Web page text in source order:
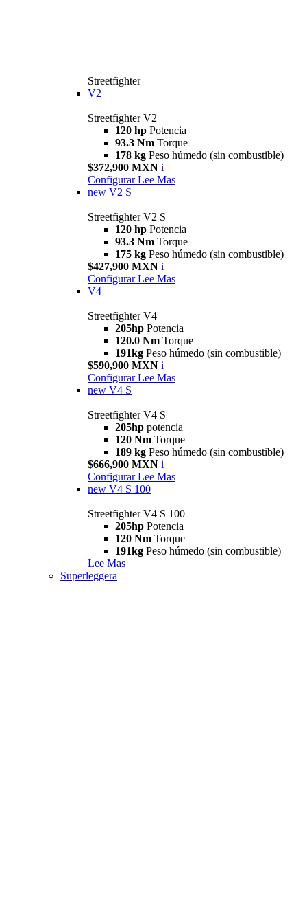
Streetfighter
V2
Streetfighter V2
120 hp Potencia
93.3 Nm Torque
178 kg Peso húmedo (sin combustible)
$372,900 MXN i
Configurar Lee Mas
new V2 S
Streetfighter V2 S
120 hp Potencia
93.3 Nm Torque
175 kg Peso húmedo (sin combustible)
$427,900 MXN i
Configurar Lee Mas
V4
Streetfighter V4
205hp Potencia
120.0 Nm Torque
191kg Peso húmedo (sin combustible)
$590,900 MXN i
Configurar Lee Mas
new V4 S
Streetfighter V4 S
205hp potencia
120 Nm Torque
189 kg Peso húmedo (sin combustible)
$666,900 MXN i
Configurar Lee Mas
new V4 S 100
Streetfighter V4 S 100
205hp Potencia
120 Nm Torque
191kg Peso húmedo (sin combustible)
Lee Mas
Superleggera